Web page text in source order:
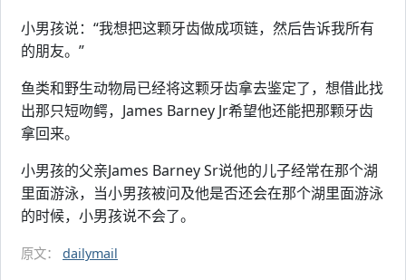
小男孩说：“我想把这颗牙齿做成项链，然后告诉我所有
的朋友。”
鱼类和野生动物局已经将这颗牙齿拿去鉴定了，想借此找
出那只短吻鳄，James Barney Jr希望他还能把那颗牙齿
拿回来。
小男孩的父亲James Barney Sr说他的儿子经常在那个湖
里面游泳，当小男孩被问及他是否还会在那个湖里面游泳
的时候，小男孩说不会了。
原文： dailymail